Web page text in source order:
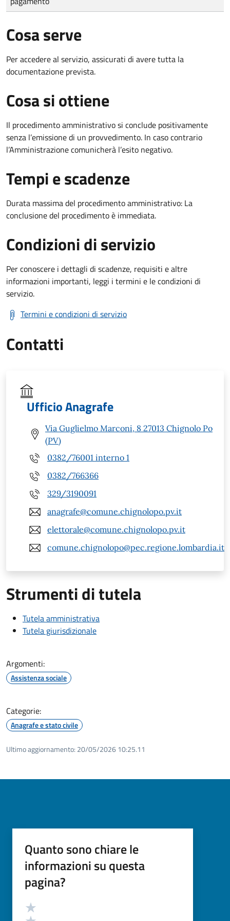
Cosa serve
Per accedere al servizio, assicurati di avere tutta la
documentazione prevista.
Cosa si ottiene
Il procedimento amministrativo si conclude positivamente
senza l’emissione di un provvedimento. In caso contrario
l’Amministrazione comunicherà l’esito negativo.
Tempi e scadenze
Durata massima del procedimento amministrativo: La
conclusione del procedimento è immediata.
Condizioni di servizio
Per conoscere i dettagli di scadenze, requisiti e altre
informazioni importanti, leggi i termini e le condizioni di
servizio.
Termini e condizioni di servizio
Contatti
Ufficio Anagrafe
Via Guglielmo Marconi, 8 27013 Chignolo Po
(PV)
0382/76001 interno 1
0382/766366
329/3190091
anagrafe@comune.chignolopo.pv.it
elettorale@comune.chignolopo.pv.it
comune.chignolopo@pec.regione.lombardia.it
Strumenti di tutela
Tutela amministrativa
Tutela giurisdizionale
Argomenti:
Assistenza sociale
Categorie:
Anagrafe e stato civile
Ultimo aggiornamento: 20/05/2026 10:25.11
Quanto sono chiare le
informazioni su questa
pagina?
Valutazione